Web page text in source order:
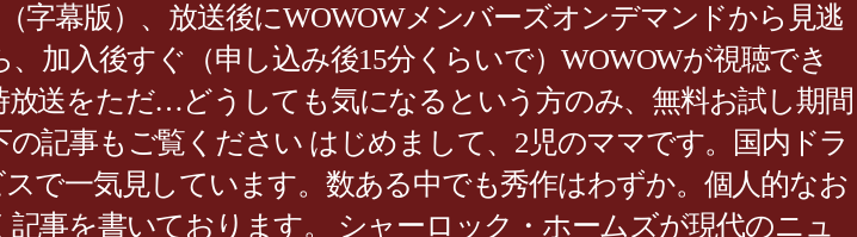
字幕版）、放送後にWOWOWメンバーズオンデマンドから見逃
加入後すぐ（申し込み後15分くらいで）WOWOWが視聴でき
送をただ…どうしても気になるという方のみ、無料お試し期間
記事もご覧ください はじめまして、2児のママです。国内ドラ
で一気見しています。数ある中でも秀作はわずか。個人的なお
事を書いております。 シャーロック・ホームズが現代のニュ